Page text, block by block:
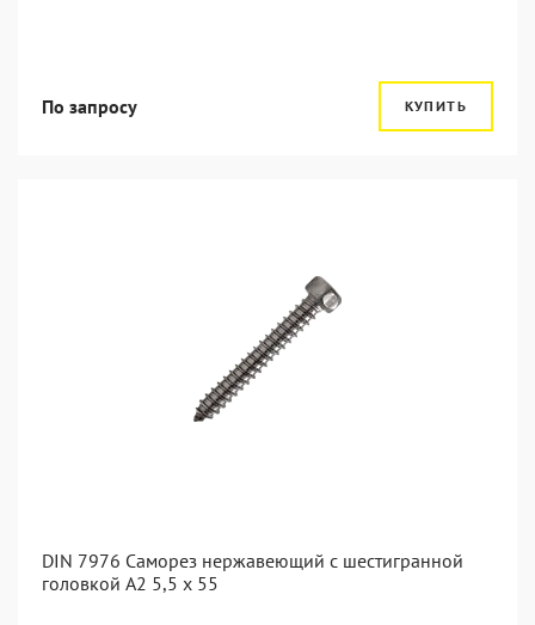
По запросу КУПИТЬ
DIN 7976 Саморез нержавеющий с шестигранной
головкой А2 5,5 x 55